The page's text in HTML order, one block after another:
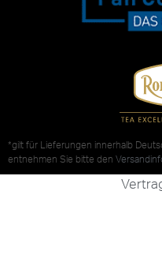
*gilt für Lieferungen innerhalb
entnehmen Sie bitte den